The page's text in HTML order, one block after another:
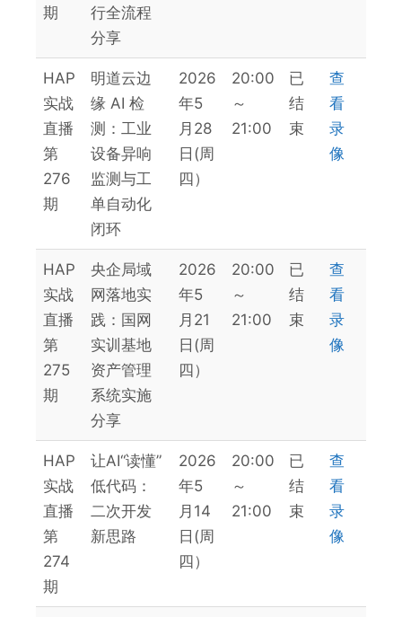
期
行全流程
分享
HAP
实战
直播
第
276
期
明道云边
缘 AI 检
测：工业
设备异响
监测与工
单自动化
闭环
2026
年5
月28
日(周
四）
20:00
～
21:00
已
结
束
查
看
录
像
HAP
实战
直播
第
275
期
央企局域
网落地实
践：国网
实训基地
资产管理
系统实施
分享
2026
年5
月21
日(周
四）
20:00
～
21:00
已
结
束
查
看
录
像
HAP
实战
直播
第
274
期
让AI“读懂”
低代码：
二次开发
新思路
2026
年5
月14
日(周
四）
20:00
～
21:00
已
结
束
查
看
录
像